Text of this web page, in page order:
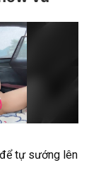
tự sướng lên